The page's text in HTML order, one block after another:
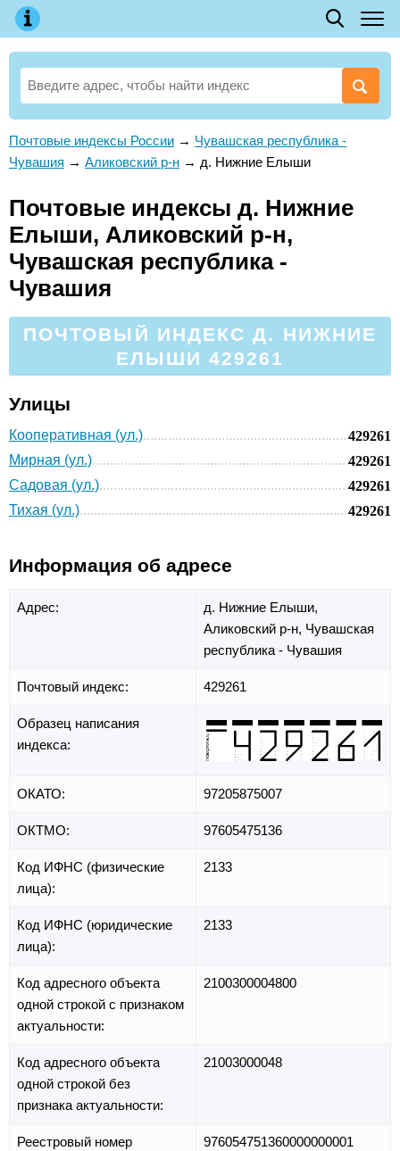
Почтовые индексы России → Чувашская республика -
Чувашия → Аликовский р-н → д. Нижние Елыши
Почтовые индексы д. Нижние
Елыши, Аликовский р-н,
Чувашская республика -
Чувашия
ПОЧТОВЫЙ ИНДЕКС Д. НИЖНИЕ
ЕЛЫШИ 429261
Улицы
Кооперативная (ул.)
429261
Мирная (ул.)
429261
Садовая (ул.)
429261
Тихая (ул.)
429261
Информация об адресе
Адрес:
д. Нижние Елыши,
Аликовский р-н, Чувашская
республика - Чувашия
Почтовый индекс: 429261
Образец написания
индекса:
ОКАТО: 97205875007
ОКТМО: 97605475136
Код ИФНС (физические
лица):
2133
Код ИФНС (юридические
лица):
2133
Код адресного объекта
одной строкой с признаком
актуальности:
2100300004800
Код адресного объекта
одной строкой без
признака актуальности:
21003000048
Реестровый номер
976054751360000000001